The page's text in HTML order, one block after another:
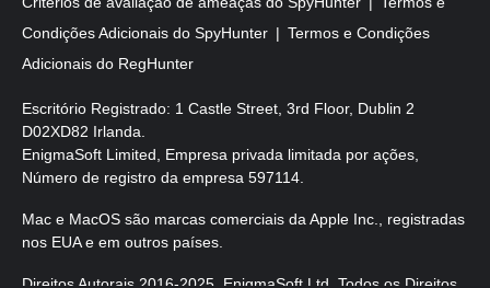
Condições Adicionais do SpyHunter
Termos e Condições
Adicionais do RegHunter
Escritório Registrado: 1 Castle Street, 3rd Floor, Dublin 2
D02XD82 Irlanda.
EnigmaSoft Limited, Empresa privada limitada por ações,
Número de registro da empresa 597114.
Mac e MacOS são marcas comerciais da Apple Inc., registradas
nos EUA e em outros países.
Direitos Autorais 2016-2025 . EnigmaSoft Ltd. Todos os Direitos